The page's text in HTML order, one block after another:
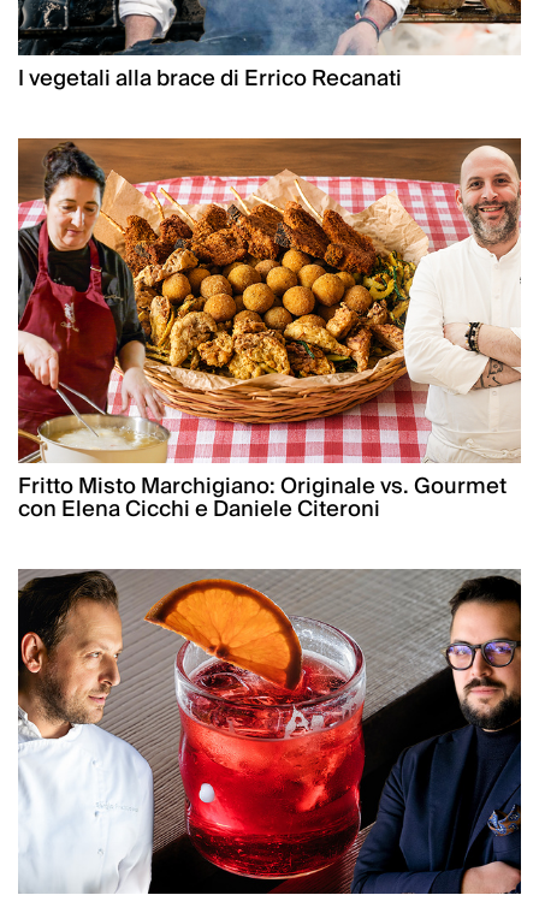
I vegetali alla brace di Errico Recanati
Fritto Misto Marchigiano: Originale vs. Gourmet
con Elena Cicchi e Daniele Citeroni